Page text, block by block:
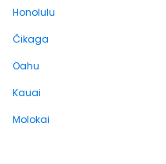
Honolulu
Čikaga
Oahu
Kauai
Molokai